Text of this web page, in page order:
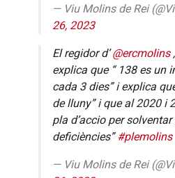
— Viu Molins de Rei
26, 2023
El regidor d’@ercmolins,
explica que “ 138 es un
cada 3 dies” i explica
de lluny” i que al 2020 i
pla d’accio per
deficiències”#plemolins
— Viu Molins de Rei